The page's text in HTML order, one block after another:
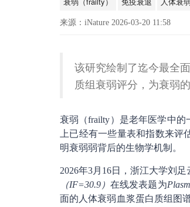
来源：iNature 2026-03-20 11:58
该研究绘制了迄今最全
质组衰弱评分，为衰弱
衰弱（frailty）是老年医学中
上已经有一些量表和指数来
明衰弱弱背后的生物学机制。
2026年3月16日，浙江大学刘
（IF=30.9）在线发表题为
面的人体衰弱血浆蛋白质组图